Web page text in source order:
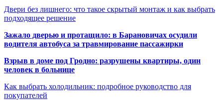
Двери без лишнего: что такое скрытый монтаж и как выбрать
подходящее решение
Зажало дверью и протащило: в Барановичах осудили
водителя автобуса за травмирование пассажирки
Взрыв в доме под Гродно: разрушены квартиры, один
человек в больнице
Как выбрать холодильник: подробное руководство для
покупателей